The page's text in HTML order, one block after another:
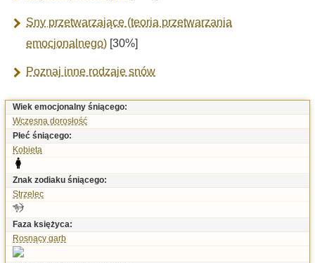
Sny przetwarzające (teoria przetwarzania
emocjonalnego) [30%]
Poznaj inne rodzaje snów
Wiek emocjonalny śniącego:
Wczesna dorosłość
Płeć śniącego:
Kobieta
Znak zodiaku śniącego:
Strzelec
Faza księżyca:
Rosnący garb